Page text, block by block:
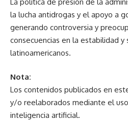
la lucha antidrogas y el apoyo a
generando controversia y
consecuencias en la estabilidad y
latinoamericanos.
Nota:
Los contenidos publicados en
y/o reelaborados mediante el
inteligencia artificial.